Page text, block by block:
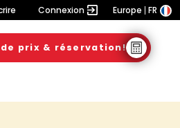
Connexion Europe FR
prix & réservation!